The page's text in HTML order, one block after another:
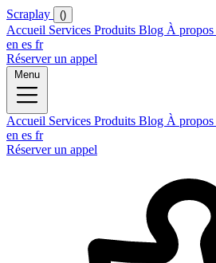
Scraplay ()
Accueil Services Produits Blog À propos
en es fr
Réserver un appel
Menu
Accueil Services Produits Blog À propos
en es fr
Réserver un appel